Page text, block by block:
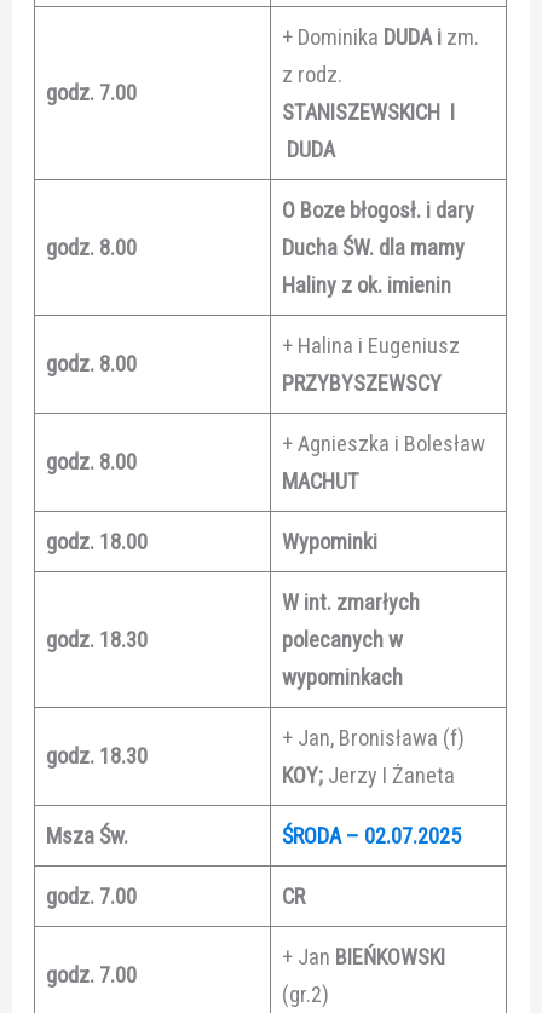
godz. 7.00
+ Dominika DUDA i zm.
z rodz.
STANISZEWSKICH I
DUDA
godz. 8.00
O Boze błogosł. i dary
Ducha ŚW. dla mamy
Haliny z ok. imienin
godz. 8.00
+ Halina i Eugeniusz
PRZYBYSZEWSCY
godz. 8.00
+ Agnieszka i Bolesław
MACHUT
godz. 18.00 Wypominki
godz. 18.30
W int. zmarłych
polecanych w
wypominkach
godz. 18.30
+ Jan, Bronisława (f)
KOY; Jerzy I Żaneta
Msza Św. ŚRODA – 02.07.2025
godz. 7.00 CR
godz. 7.00
+ Jan BIEŃKOWSKI
(gr.2)